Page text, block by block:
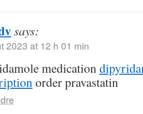
says:
2023 at 12 h 01 min
medication
order pravastatin